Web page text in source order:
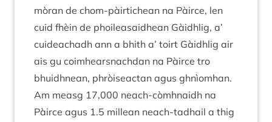
mòran de chom-pàir­tichean na Pàirce, len
cuid fhèin de phoilea­said­hean Gàidh­lig, a’
cuideachadh ann a bhith a’ toirt Gàidh­lig air
ais gu coim­hearsnachdan na Pàirce tro
bhuidh­nean, phròiseact­an agus ghnìom­han.
Am measg 17,000 neach-còm­h­naidh na
Pàirce agus 1.5 millean neach-tadhail a thig